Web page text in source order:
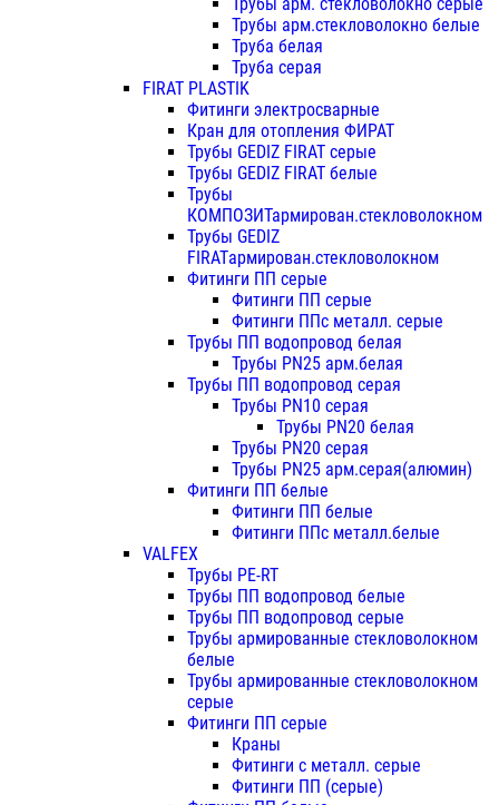
Трубы арм.стекловолокно белые
Труба белая
Труба серая
FIRAT PLASTIK
Фитинги электросварные
Кран для отопления ФИРАТ
Трубы GEDIZ FIRAT серые
Трубы GEDIZ FIRAT белые
Трубы
КОМПОЗИТармирован.стекловолокном
Трубы GEDIZ
FIRATармирован.стекловолокном
Фитинги ПП серые
Фитинги ПП серые
Фитинги ППс металл. серые
Трубы ПП водопровод белая
Трубы PN25 арм.белая
Трубы ПП водопровод серая
Трубы PN10 серая
Трубы PN20 белая
Трубы PN20 серая
Трубы PN25 арм.серая(алюмин)
Фитинги ПП белые
Фитинги ПП белые
Фитинги ППс металл.белые
VALFEX
Трубы PE-RT
Трубы ПП водопровод белые
Трубы ПП водопровод серые
Трубы армированные стекловолокном
белые
Трубы армированные стекловолокном
серые
Фитинги ПП серые
Краны
Фитинги с металл. серые
Фитинги ПП (серые)